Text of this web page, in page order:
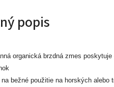
popis
organická brzdná zmes
na bežné použitie na horských alebo